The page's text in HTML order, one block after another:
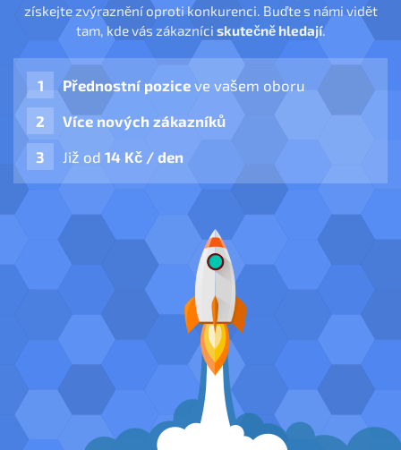
získejte zvýraznění oproti konkurenci. Buďte s námi vidět
tam, kde vás zákazníci skutečně hledají.
Přednostní pozice ve vašem oboru
Více nových zákazníků
Již od 14 Kč / den